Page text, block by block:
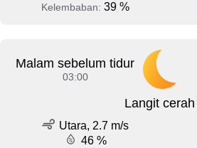
Kelembaban: 39 %
Malam sebelum tidur
03:00
Langit cerah
Utara, 2.7 m/s
46 %